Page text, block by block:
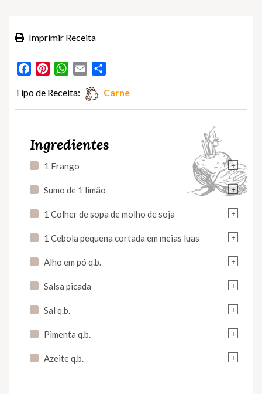
Imprimir Receita
FacebookPinterestWhatsApp
Email
Tipo de Receita: Carne
Ingredientes
+
1 Frango
+
Sumo de 1 limão
+
1 Colher de sopa de molho de soja
+
1 Cebola pequena cortada em meias luas
+
Alho em pó q.b.
+
Salsa picada
+
Sal q.b.
+
Pimenta q.b.
+
Azeite q.b.